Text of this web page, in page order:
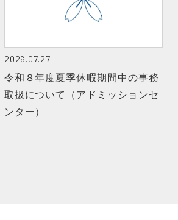
2026.07.27
令和８年度夏季休暇期間中の事務
取扱について（アドミッションセ
ンター）